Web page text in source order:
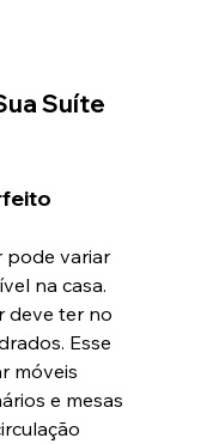
Suíte
pode variar
na casa.
deve ter no
Esse
móveis
e mesas